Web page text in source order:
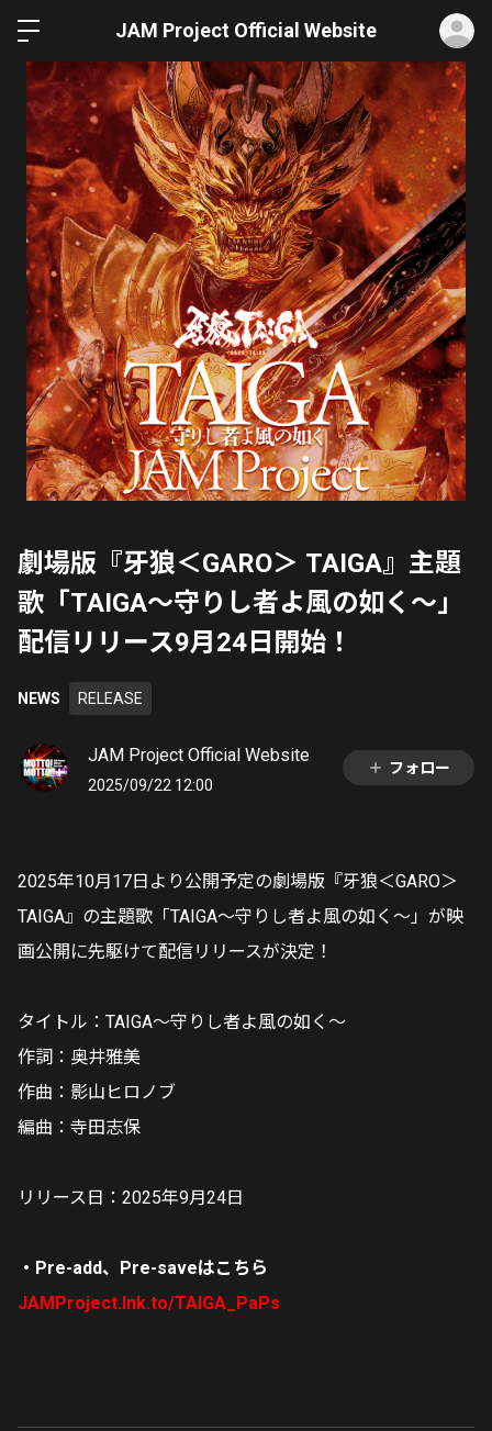
JAM Project Official Website
劇場版『牙狼＜GARO＞ TAIGA』主題
歌「TAIGA～守りし者よ風の如く～」
配信リリース9月24日開始！
NEWS RELEASE
JAM Project Official Website
2025/09/22 12:00
フォロー
2025年10月17日より公開予定の劇場版『牙狼＜GARO＞
TAIGA』の主題歌「TAIGA～守りし者よ風の如く～」が映
画公開に先駆けて配信リリースが決定！
タイトル：TAIGA～守りし者よ風の如く～
作詞：奥井雅美
作曲：影山ヒロノブ
編曲：寺田志保
リリース日：2025年9月24日
・Pre-add、Pre-saveはこちら
JAMProject.lnk.to/TAIGA_PaPs